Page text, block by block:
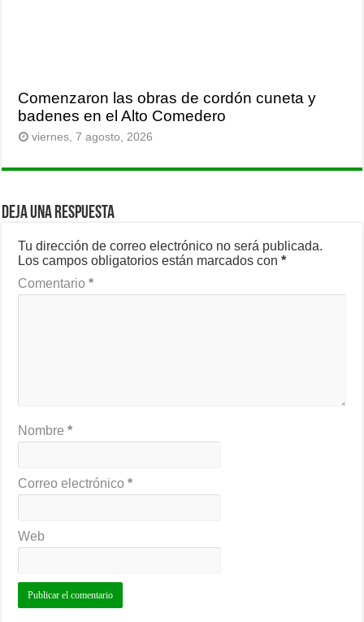
Comenzaron las obras de cordón cuneta y
badenes en el Alto Comedero
viernes, 7 agosto, 2026
Deja una respuesta
Tu dirección de correo electrónico no será publicada.
Los campos obligatorios están marcados con*
Comentario*
Nombre*
Correo electrónico*
Web